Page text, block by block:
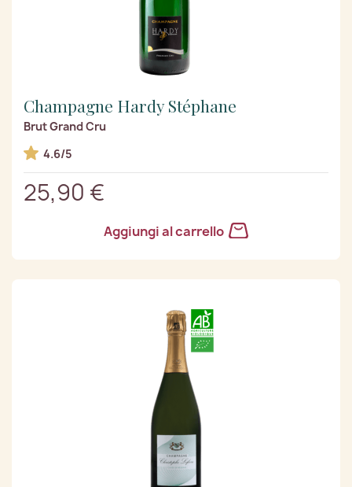
Champagne Hardy Stéphane
Brut Grand Cru
4.6/5
25,90 €
Aggiungi al carrello